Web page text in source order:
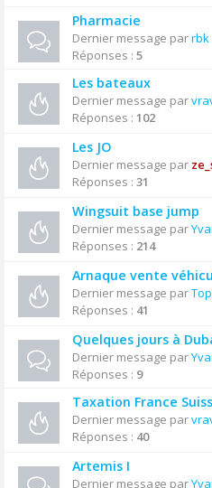
Pharmacie
Dernier message parrbk
Réponses : 5
Les bateaux
Dernier message par
Réponses : 102
Les JO
Dernier message par
Réponses : 31
Wingsuit base jump
Dernier message par
Réponses : 214
Arnaque vente
Dernier message par
Réponses : 41
Quelques jours à
Dernier message par
Réponses : 9
Taxation France
Dernier message par
Réponses : 40
Artemis I
Dernier message par